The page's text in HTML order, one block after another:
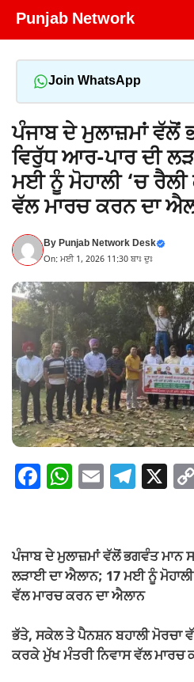
Skip
Punjab Network
Join WhatsApp
ਪੰਜਾਬ ਦੇ ਮੁਲਾਜ਼ਮਾਂ ਵੱਲੋਂ
ਵਿਰੁੱਧ ਆਰ-ਪਾਰ ਦੀ
ਮਈ ਨੂੰ ਮੋਹਾਲੀ ‘ਚ ਰੈਲੀ
ਵੱਲ ਮਾਰਚ ਕਰਨ ਦਾ
ByPunjab Network Desk
On: ਮਈ 1, 2026 11:30 ਬਾਃ ਦੁਃ
F
e
b
o
o
k
W
s
A
p
p
E T
gr
a
m
X
ਪੰਜਾਬ ਦੇ ਮੁਲਾਜ਼ਮਾਂ ਵੱਲੋਂ ਭਗਵੰਤ ਮਾਨ
ਲੜਾਈ ਦਾ ਐਲਾਨ; 17 ਮਈ ਨੂੰ
ਵੱਲ ਮਾਰਚ ਕਰਨ ਦਾ ਐਲਾਨ
ਭੱਤੇ, ਸਕੇਲ ਤੇ ਪੈਨਸ਼ਨ ਬਹਾਲੀ ਮੋਰਚਾ
ਕਰਕੇ ਮੁੱਖ ਮੰਤਰੀ ਨਿਵਾਸ ਵੱਲ ਮਾਰਚ